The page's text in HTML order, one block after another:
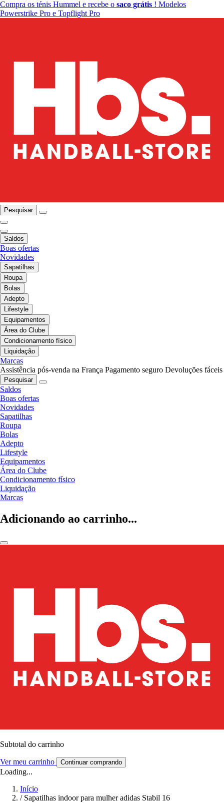
Compra os ténis Hummel e recebe o saco grátis ! Modelos
Powerstrike Pro e Topflight Pro
Pesquisar
Saldos
Boas ofertas
Novidades
Sapatilhas
Roupa
Bolas
Adepto
Lifestyle
Equipamentos
Área do Clube
Condicionamento físico
Liquidação
Marcas
Assistência pós-venda na França Pagamento seguro Devoluções fáceis
Pesquisar
Saldos
Boas ofertas
Novidades
Sapatilhas
Roupa
Bolas
Adepto
Lifestyle
Equipamentos
Área do Clube
Condicionamento físico
Liquidação
Marcas
Adicionando ao carrinho...
Subtotal do carrinho
Ver meu carrinho Continuar comprando
Loading...
Início
/ Sapatilhas indoor para mulher adidas Stabil 16